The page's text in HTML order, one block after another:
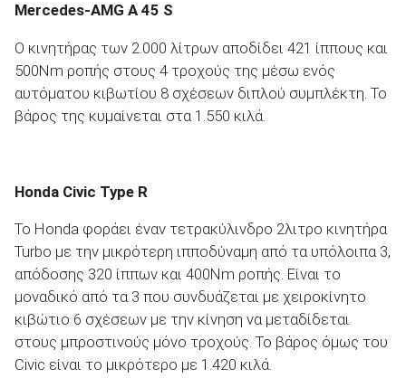
Mercedes-AMG Α 45 S
Ο κινητήρας των 2.000 λίτρων αποδίδει 421 ίππους και
500Nm ροπής στους 4 τροχούς της μέσω ενός
αυτόματου κιβωτίου 8 σχέσεων διπλού συμπλέκτη. Το
βάρος της κυμαίνεται στα 1.550 κιλά.
Honda Civic Type R
Το Honda φοράει έναν τετρακύλινδρο 2λιτρο κινητήρα
Turbo με την μικρότερη ιπποδύναμη από τα υπόλοιπα 3,
απόδοσης 320 ίππων και 400Nm ροπής. Είναι το
μοναδικό από τα 3 που συνδυάζεται με χειροκίνητο
κιβώτιο 6 σχέσεων με την κίνηση να μεταδίδεται
στους μπροστινούς μόνο τροχούς. Το βάρος όμως του
Civic είναι το μικρότερο με 1.420 κιλά.